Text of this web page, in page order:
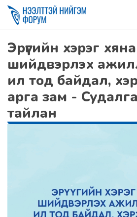
Эрүүгийн хэрэг
шийдвэрлэх
ил тод байдал,
арга зам -
тайлан